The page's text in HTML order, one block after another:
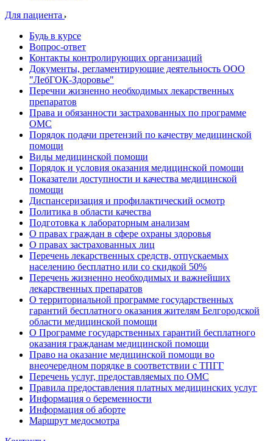
Для пациента
Будь в курсе
Вопрос-ответ
Контакты контролирующих организаций
Документы, регламентирующие деятельность ООО
"ЛебГОК-Здоровье"
Перечни жизненно необходимых лекарственных
препаратов
Права и обязанности застрахованных по программе
ОМС
Порядок подачи претензий по качеству медицинской
помощи
Виды медицинской помощи
Порядок и условия оказания медицинской помощи
Показатели доступности и качества медицинской
помощи
Диспансеризация и профилактический осмотр
Политика в области качества
Подготовка к лабораторным анализам
О правах граждан в сфере охраны здоровья
О правах застрахованных лиц
Перечень лекарственных средств, отпускаемых
населению бесплатно или со скидкой 50%
Перечень жизненно необходимых и важнейших
лекарственных препаратов
О территориальной программе государственных
гарантий бесплатного оказания жителям Белгородской
области медицинской помощи
О Программе государственных гарантий бесплатного
оказания гражданам медицинской помощи
Право на оказание медицинской помощи во
внеочередном порядке в соответствии с ТПГГ
Перечень услуг, предоставляемых по ОМС
Правила предоставления платных медицинских услуг
Информация о беременности
Информация об аборте
Маршрут медосмотра